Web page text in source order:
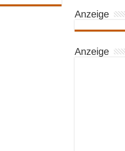
Anzeige
Anzeige